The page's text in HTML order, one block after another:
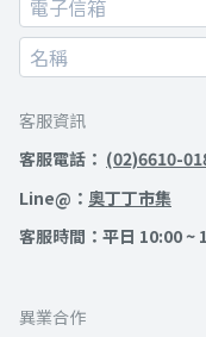
客服資訊
客服電話： (02)6610-
Line@： 奧丁丁市集
客服時間：平日 10:00 ~
異業合作